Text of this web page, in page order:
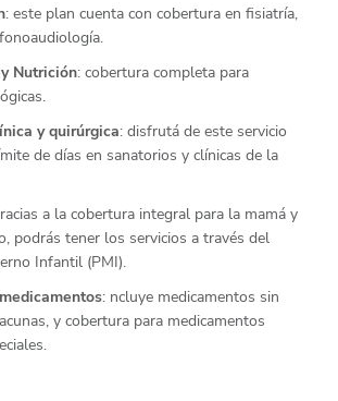
: este plan cuenta con cobertura en fisiatría,
Nutrición: cobertura completa para
y quirúrgica: disfrutá de este servicio
de días en sanatorios y clínicas de la
a la cobertura integral para la mamá y
podrás tener los servicios a través del
Infantil (PMI).
: ncluye medicamentos sin
y cobertura para medicamentos